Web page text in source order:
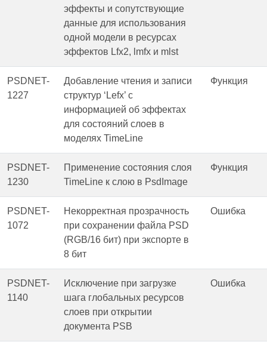
эффекты и сопутствующие
данные для использования
одной модели в ресурсах
эффектов Lfx2, lmfx и mlst
PSDNET-
1227
Добавление чтения и записи
структур ‘Lefx’ с
информацией об эффектах
для состояний слоев в
моделях TimeLine
Функция
PSDNET-
1230
Применение состояния слоя
TimeLine к слою в PsdImage
Функция
PSDNET-
1072
Некорректная прозрачность
при сохранении файла PSD
(RGB/16 бит) при экспорте в
8 бит
Ошибка
PSDNET-
1140
Исключение при загрузке
шага глобальных ресурсов
слоев при открытии
документа PSB
Ошибка